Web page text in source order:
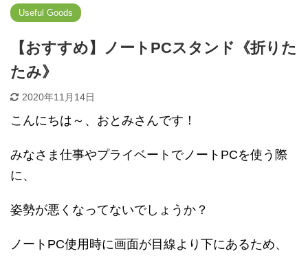
Useful Goods
【おすすめ】ノートPCスタンド《折りた
たみ》
2020年11月14日
こんにちは～、おとみさんです！
みなさま仕事やプライベートでノート PCを使う際
に、
姿勢が悪くなってないでしょうか？
ノート PC使用時に画面が目線より下にあるため、